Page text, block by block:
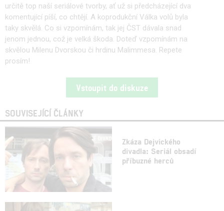
určitě top naší seriálové tvorby, ať už si předcházející dva
komentující píší, co chtějí. A koprodukční Válka volů byla
taky skvělá. Co si vzpomínám, tak jej ČST dávala snad
jenom jednou, což je velká škoda. Doteď vzpomínám na
skvělou Milenu Dvorskou či hrdinu Malimmesa. Repete
prosím!
Vstoupit do diskuze
SOUVISEJÍCÍ ČLÁNKY
Zkáza Dejvického
divadla: Seriál obsadí
příbuzné herců